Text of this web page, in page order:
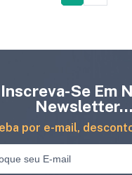
Inscreva-Se Em
Newsletter...
por e-mail,